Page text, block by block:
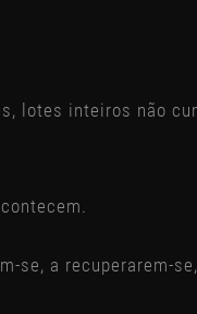
lotes inteiros não
se, a recuperarem-